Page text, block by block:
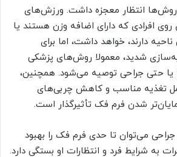
روش‌ها انتظار معجزه داشت. ورزش‌های
افرادی که دارای اضافه وزن هستند یا
دارند، خواهد داشت، اما برای
شدید، معمولا روش‌های پزشکی
یا حتی جراحی توصیه می‌شود. همچنین،
تغذیه مناسب و کاهش چربی‌های
شدن فرم فک تأثیرگذار است.
جراحی می‌توان تا حدی فرم فک را بهبود
به شرایط فرد و انتظارات او بستگی دارد.